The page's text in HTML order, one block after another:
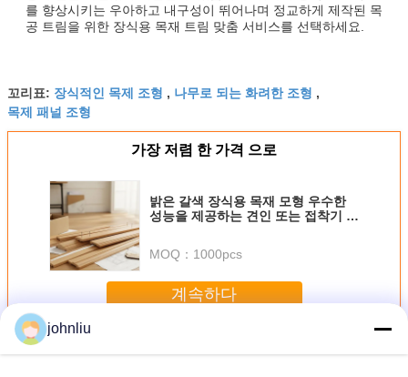
를 향상시키는 우아하고 내구성이 뛰어나며 정교하게 제작된 목
공 트림을 위한 장식용 목재 트림 맞춤 서비스를 선택하세요.
꼬리표: 장식적인 목제 조형 , 나무로 되는 화려한 조형 ,
목제 패널 조형
가장 저렴 한 가격 으로
밝은 갈색 장식용 목재 모형 우수한
성능을 제공하는 견인 또는 접착기 설
MOQ： 1000pcs
계속하다
더 많은 것
johnliu